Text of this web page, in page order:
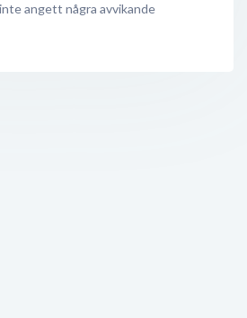
angett några avvikande